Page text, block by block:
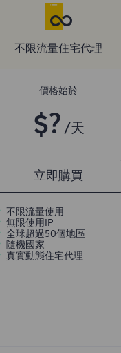
不限流量住宅代理
價格始於
$? /天
立即購買
不限流量使用
無限使用IP
全球超過50個地區
隨機國家
真實動態住宅代理